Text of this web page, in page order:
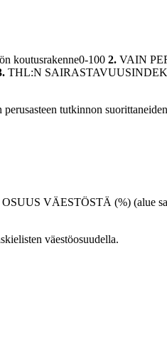
koutusrakenne0-100 2. VAIN
THL:N
tutkinnon
VÄESTÖSTÄ (%) (alue
väestöosuudella.